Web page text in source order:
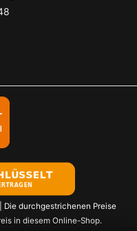
Die durchgestrichenen Preise
in diesem Online-Shop.